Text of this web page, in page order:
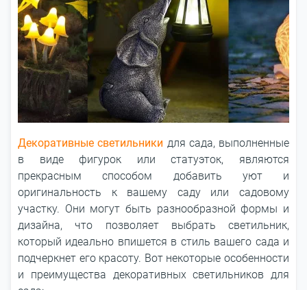
Декоративные светильники для сада, выполненные
в виде фигурок или статуэток, являются
прекрасным способом добавить уют и
оригинальность к вашему саду или садовому
участку. Они могут быть разнообразной формы и
дизайна, что позволяет выбрать светильник,
который идеально впишется в стиль вашего сада и
подчеркнет его красоту. Вот некоторые особенности
и преимущества декоративных светильников для